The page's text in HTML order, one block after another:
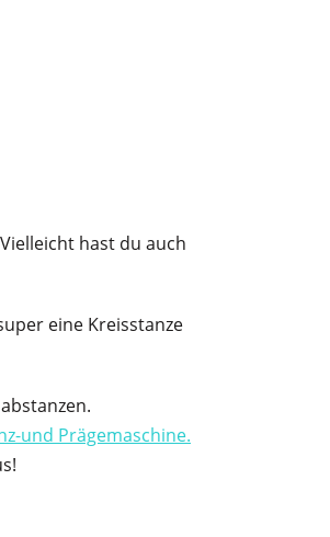
hast du auch
eine Kreisstanze
und Prägemaschine.